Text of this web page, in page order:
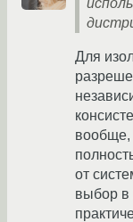
Для
вообще,
от
выбор в